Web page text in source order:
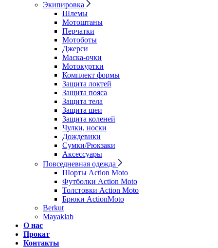
Экипировка
Шлемы
Мотоштаны
Перчатки
Мотоботы
Джерси
Маска-очки
Мотокуртки
Комплект формы
Защита локтей
Защита пояса
Защита тела
Защита шеи
Защита коленей
Чулки, носки
Дождевики
Сумки/Рюкзаки
Аксессуары
Повседневная одежда
Шорты Action Moto
Футболки Action Moto
Толстовки Action Moto
Брюки ActionMoto
Berkut
Mayaklab
О нас
Прокат
Контакты